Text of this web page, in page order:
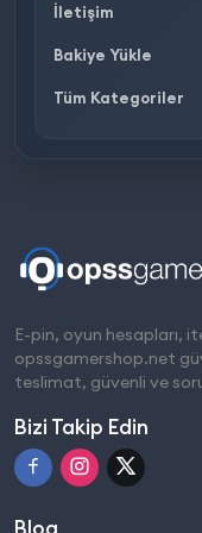
İletişim
Bakiye Yükle
Tüm Kategoriler
E-pin, oyun hesapları,
opssgamershop.net
teslimat, güvenli ve
Bizi Takip Edin
Blog